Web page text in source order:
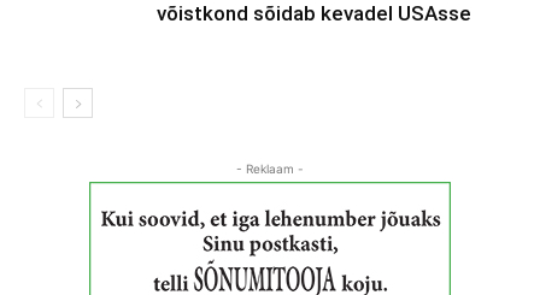
võistkond sõidab kevadel USAsse
- Reklaam -